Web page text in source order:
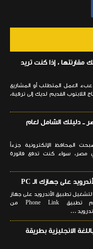
مقارنتها ، إذا كنت تريد
العمل المتطلب أو المشاريع
اللابتوب القديم لديك إلى ترقية،
ــ دليلك الشامل لعام
المحافظ الإلكترونية جزءاً
مصر، سواء كنت تدفع فاتورة
1. ربط هاتفك بنظام Windows لتشغيل تطبيق الأندرويد على جهاز
الكمبيوتر، يمكنك إستخدام تطبيق Phone Link من
...
الانجليزية بطريقة